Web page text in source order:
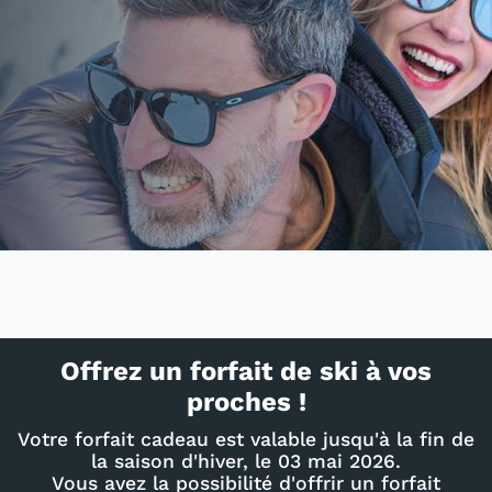
Offrez un forfait de ski à vos
proches !
Votre forfait cadeau est valable jusqu'à la fin de
la saison d'hiver, le 03 mai 2026.
Vous avez la possibilité d'offrir un forfait